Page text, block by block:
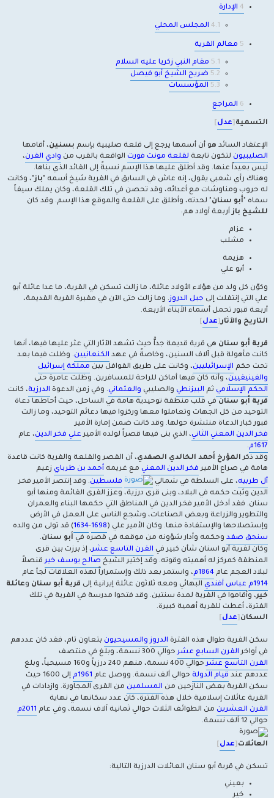
4 الإدارة
4.1 المجلس المحلي
5 معالم القرية
5.1 مقام النبي زكريا عليه السلام
5.2 ضريح الشيخ أبو فيصل
5.3 المؤسسات
6 المراجع
التسمية [عدل]
الإعتقاد السائد هو أن أسمها يرجع إلى قلعة صليبية بإسم بسنين، أقامها
الصليبيون لتكون تابعة لقلعة مونت فورت الواقعة بالقرب من وادي القرن،
ليس بعيداً عنها. وقد أطلق عليها هذا الإسم نسبةً إلى القائد الذي بناها.
وهناك رأي شعبي يقول، إنه عاش في السابق في القرية شيخ أسمه " باز"، وكانت
له حروب ومناوشات مع أعدائه، وقد تحصن في تلك القلعة، وكان يملك سيفاً
سماه " أبو سنان " لحدته، وأطلق على القلعة والموقع هذا الإسم. وقد كان
للشيخ بازأربعة أولاد هم:
عزام
مشلب
هزيمة
أبو علي
وكوّن كل ولد من هؤلاء الأولاد عائلة، ما زالت تسكن في القرية، ما عدا عائلة أبو
علي التي إنتقلت إلى جبل الدروز. وما زالت حتى الآن في مقبرة القرية القديمة،
أربعة قبور تحمل أسماء الأبناء الأربعة.
التاريخ والآثار[عدل]
قرية أبو سنان هي قرية قديمة جداًّ حيث تشهد الآثار التي عثر عليها فيها، أنها
كانت مأهولة قبل آلاف السنين، وخاصةً في عهد الكنعانيين. وظلت فيما بعد
تحت حكم الإسرائيليين، وكانت على طريق القوافل بين مملكة إسرائيل
والفينيقيين، وأنه كان فيها أماكن للراحة للمسافرين. وظلت عامرة حتى
الحكم الإسلامي ثم البيزنطي والصليبي والعثماني. وفي زمن الدعوة الدرزية، كانت
قرية أبو سنان في قلب منطقة توحيدية هامة في الساحل، حيث أحاطها دعاة
التوحيد من كل الجهات وتعاملوا معها وركزوا فيها دعائم التوحيد، وما زالت
قبور كبار الدعاة منتشرة حولها. وقد كانت ضمن إمارة الأمير
فخر الدين المعني الثاني، الذي بنى فيها قصراً لولده الأمير علي فخر الدين، عام
1617م
.
وقد ذكر المؤرخ أحمد الخالدي الصفدي، أن القصر والقلعة والقرية كانت قاعدة
هامة في صراع الأمير فخر الدين المعني مع غريمه أحمد بن طرباي زعيم
أل طربيه، على السلطة في شمالي فلسطين. وقد إنتصر الأمير فخر
الدين وثبت حكمه في البلاد، وبنى قرى درزية، وعزز القرى القائمة ومنها أبو
سنان. فقد أدخل الأمير فخر الدين في المناطق التي حكمها البناء والعمران
والتطوير والزراعة وبعض الصناعات، وشجع الناس على العمل في الأرض
وإستصلاحها والإستفادة منها. وكان الأمير علي (1698
-
1634) قد تولى من والده
سنجق صفد وحكمه وأدار شؤونه من موقعه في قصره في أبو سنان.
وكان لقرية أبو اسنان شأن كبير في القرن التاسع عشر، إذ برزت بين قرى
المنطقة كمركز له أهميته وقوته. وقد إختير الشيخ صالح يوسف خيرقنصلاً
لبلاد العجم عام 1864م
، واستمر بعد ذلك وإستمراراً لهذه العلاقات لجأ عام
1914م
عباس أفندي البهائي ومعه ثلاثون عائلة إيرانية إلى قرية أبو سنان وعائلة
خير، وأقاموا في القرية لمدة سنتين. وقد فتحوا مدرسة في القرية في تلك
الفترة، أعطت للقرية أهمية كبيرة.
السكان [عدل]
سكن القرية طوال هذه الفترة الدروز والمسيحيون بتعاون تام، فقد كان عددهم
في أواخر القرن السابع عشرحوالي 300 نسمة، وبلغ في منتصف
القرن التاسع عشر
حوالي 400 نسمة، منهم 240 درزياً و160 مسيحياً، وبلغ
عددهم عند قيام الدولة حوالي ألف نسمة. ووصل عام 1961م
إلى 1600 حيث
سكن القرية بعض النازحين من المسلمين من القرى المجاورة. وازدادات في
القرية عائلات إسلامية خلال هذه الفترة، كان عدد سكانها في نهاية
القرن العشرين من الطوائف الثلاث حوالي ثمانية آلاف نسمة، وفي عام 2011م
حوالي 12 ألف نسمة.
العائلات [عدل]
تسكن في قرية أبو سنان العائلات الدرزية التالية:
بعيني
خير